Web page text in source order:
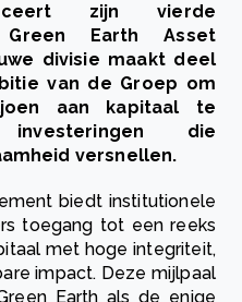
zijn vierde
Earth Asset
divisie maakt deel
van de Groep om
aan kapitaal te
die
versnellen.
biedt institutionele
toegang tot een reeks
met hoge integriteit,
impact. Deze mijlpaal
Earth als de enige